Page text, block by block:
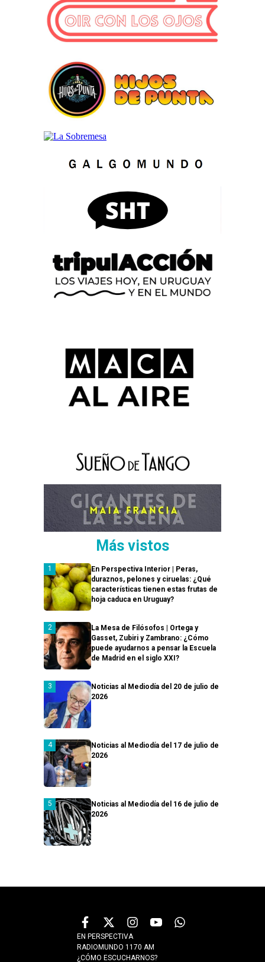
Más vistos
En Perspectiva Interior | Peras,
duraznos, pelones y ciruelas: ¿Qué
características tienen estas frutas de
hoja caduca en Uruguay?
La Mesa de Filósofos | Ortega y
Gasset, Zubiri y Zambrano: ¿Cómo
puede ayudarnos a pensar la Escuela
de Madrid en el siglo XXI?
Noticias al Mediodía del 20 de julio de
2026
Noticias al Mediodía del 17 de julio de
2026
Noticias al Mediodía del 16 de julio de
2026
EN PERSPECTIVA
RADIOMUNDO 1170 AM
¿CÓMO ESCUCHARNOS?